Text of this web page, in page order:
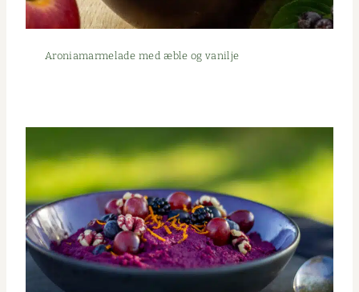
Aro­nia­marme­lade med æble og vanilje